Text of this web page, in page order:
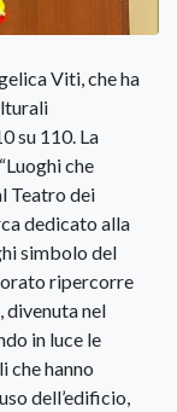
Viti, che ha
su 110. La
che
Teatro dei
dedicato alla
simbolo del
ripercorre
divenuta nel
in luce le
che hanno
dell’edificio,